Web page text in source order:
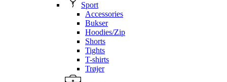
Sport
Accessories
Bukser
Hoodies/Zip
Shorts
Tights
T-shirts
Trøjer